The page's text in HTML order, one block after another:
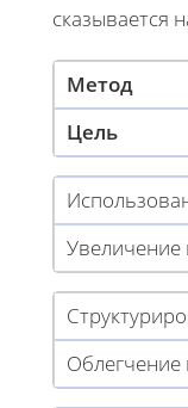
сказывается
Метод
Цель
Увеличение